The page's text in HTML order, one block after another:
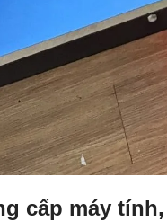
cấp máy